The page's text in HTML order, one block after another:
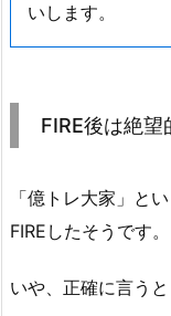
いします。
FIRE後は絶
「億トレ大家」と
FIREしたそうです。
いや、正確に言うと